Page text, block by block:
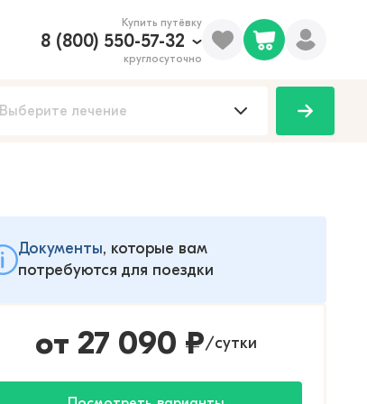
Купить путёвку
8 (800) 550-57-32
круглосуточно
Документы, которые вам
потребуются для поездки
от 27 090 ₽/сутки